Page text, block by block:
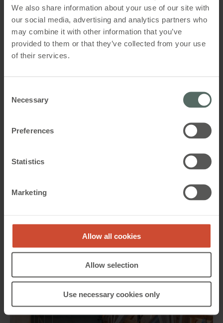
We also share information about your use of our site with
our social media, advertising and analytics partners who
may combine it with other information that you’ve
provided to them or that they’ve collected from your use
of their services.
Selection
Necessary
Preferences
Statistics
Marketing
Allow all cookies
Allow selection
Use necessary cookies only